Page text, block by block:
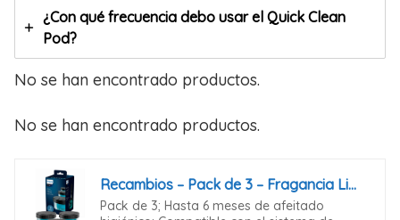
¿Con qué frecuencia debo usar el Quick Clean
Pod?
No se han encontrado productos.
No se han encontrado productos.
Recambios – Pack de 3 – Fragancia Limón
Pack de 3; Hasta 6 meses de afeitado